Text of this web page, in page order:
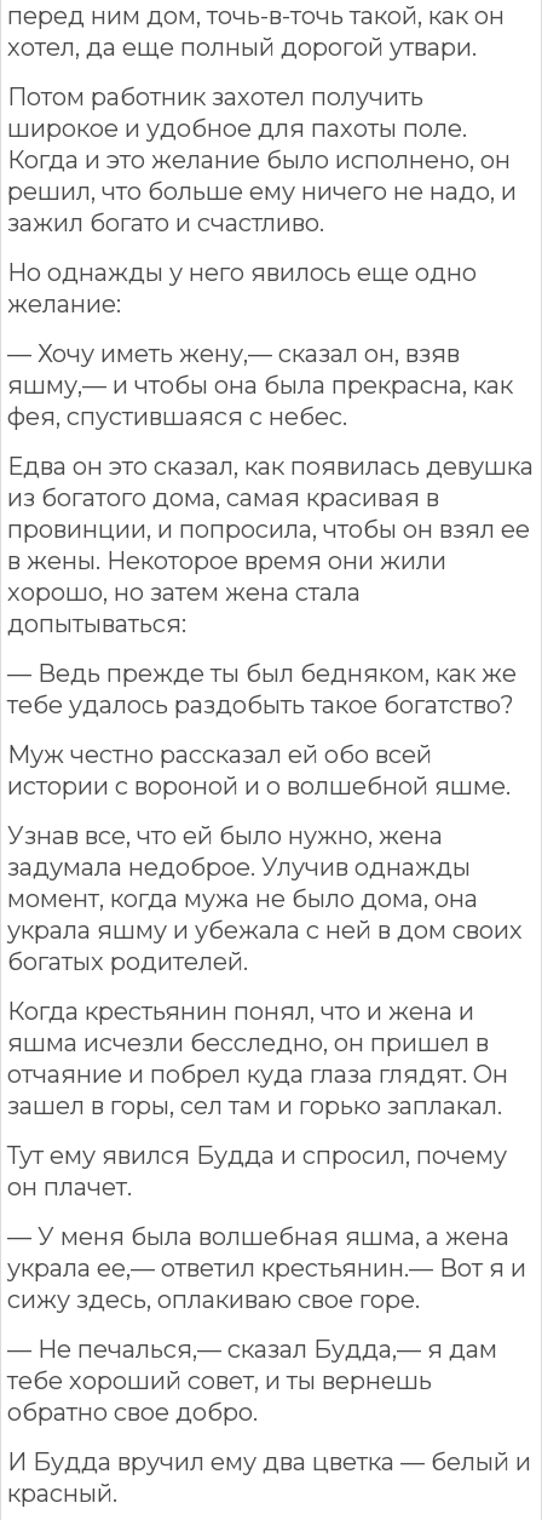
перед ним дом, точь-в-точь такой, как он
хотел, да еще полный дорогой утвари.
Потом работник захотел получить
широкое и удобное для пахоты поле.
Когда и это желание было исполнено, он
решил, что больше ему ничего не надо, и
зажил богато и счастливо.
Но однажды у него явилось еще одно
желание:
— Хочу иметь жену,— сказал он, взяв
яшму,— и чтобы она была прекрасна, как
фея, спустившаяся с небес.
Едва он это сказал, как появилась девушка
из богатого дома, самая красивая в
провинции, и попросила, чтобы он взял ее
в жены. Некоторое время они жили
хорошо, но затем жена стала
допытываться:
— Ведь прежде ты был бедняком, как же
тебе удалось раздобыть такое богатство?
Муж честно рассказал ей обо всей
истории с вороной и о волшебной яшме.
Узнав все, что ей было нужно, жена
задумала недоброе. Улучив однажды
момент, когда мужа не было дома, она
украла яшму и убежала с ней в дом своих
богатых родителей.
Когда крестьянин понял, что и жена и
яшма исчезли бесследно, он пришел в
отчаяние и побрел куда глаза глядят. Он
зашел в горы, сел там и горько заплакал.
Тут ему явился Будда и спросил, почему
он плачет.
— У меня была волшебная яшма, а жена
украла ее,— ответил крестьянин.— Вот я и
сижу здесь, оплакиваю свое горе.
— Не печалься,— сказал Будда,— я дам
тебе хороший совет, и ты вернешь
обратно свое добро.
И Будда вручил ему два цветка — белый и
красный.